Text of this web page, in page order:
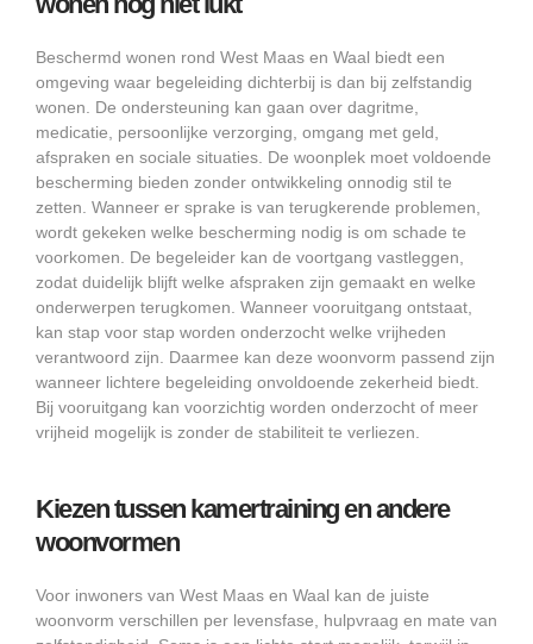
Beschermd wonen rond West Maas en Waal biedt een
omgeving waar begeleiding dichterbij is dan bij zelfstandig
wonen. De ondersteuning kan gaan over dagritme,
medicatie, persoonlijke verzorging, omgang met geld,
afspraken en sociale situaties. De woonplek moet voldoende
bescherming bieden zonder ontwikkeling onnodig stil te
zetten. Wanneer er sprake is van terugkerende problemen,
wordt gekeken welke bescherming nodig is om schade te
voorkomen. De begeleider kan de voortgang vastleggen,
zodat duidelijk blijft welke afspraken zijn gemaakt en welke
onderwerpen terugkomen. Wanneer vooruitgang ontstaat,
kan stap voor stap worden onderzocht welke vrijheden
verantwoord zijn. Daarmee kan deze woonvorm passend zijn
wanneer lichtere begeleiding onvoldoende zekerheid biedt.
Bij vooruitgang kan voorzichtig worden onderzocht of meer
vrijheid mogelijk is zonder de stabiliteit te verliezen.
Kiezen tussen kamertraining en andere
woonvormen
Voor inwoners van West Maas en Waal kan de juiste
woonvorm verschillen per levensfase, hulpvraag en mate van